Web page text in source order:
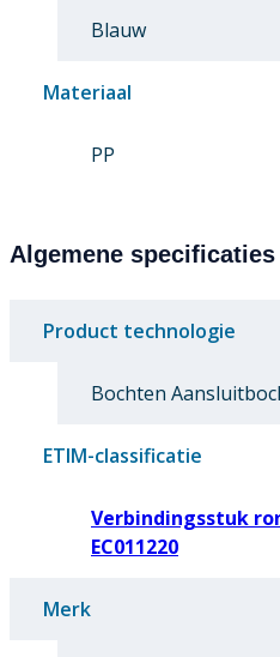
Blauw
Materiaal
PP
Algemene specificaties
Product technologie
Bochten
ETIM-classificatie
Verbindingsstuk
EC011220
Merk